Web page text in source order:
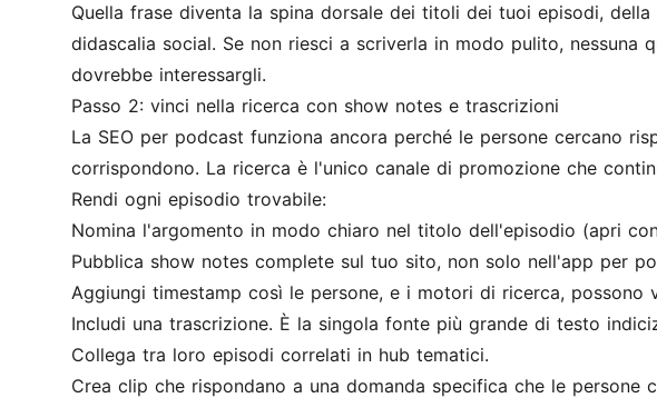
Quella frase diventa la spina dorsale dei titoli dei tuoi episodi,
didascalia social. Se non riesci a scriverla in modo pulito,
dovrebbe interessargli.
Passo 2: vinci nella ricerca con show notes e trascrizioni
La SEO per podcast funziona ancora perché le persone cercano
corrispondono. La ricerca è l'unico canale di promozione che
Rendi ogni episodio trovabile:
Nomina l'argomento in modo chiaro nel titolo dell'episodio (apri
Pubblica show notes complete sul tuo sito, non solo nell'app per
Aggiungi timestamp così le persone, e i motori di ricerca, possono
Includi una trascrizione. È la singola fonte più grande di testo
Collega tra loro episodi correlati in hub tematici.
Crea clip che rispondano a una domanda specifica che le persone